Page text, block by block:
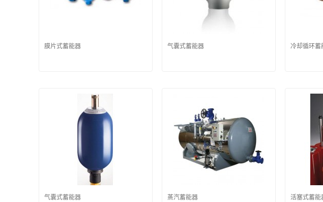
膜片式蓄能器 气囊式蓄能器 冷却循环蓄
气囊式蓄能器 蒸汽蓄能器 活塞式蓄能